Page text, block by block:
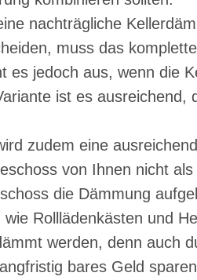
nachträgliche
muss das
es jedoch aus, wenn die
ist es ausreichend,
zudem eine
von Ihnen nicht
die Dämmung
Rolllädenkästen und
werden, denn auch
bares Geld